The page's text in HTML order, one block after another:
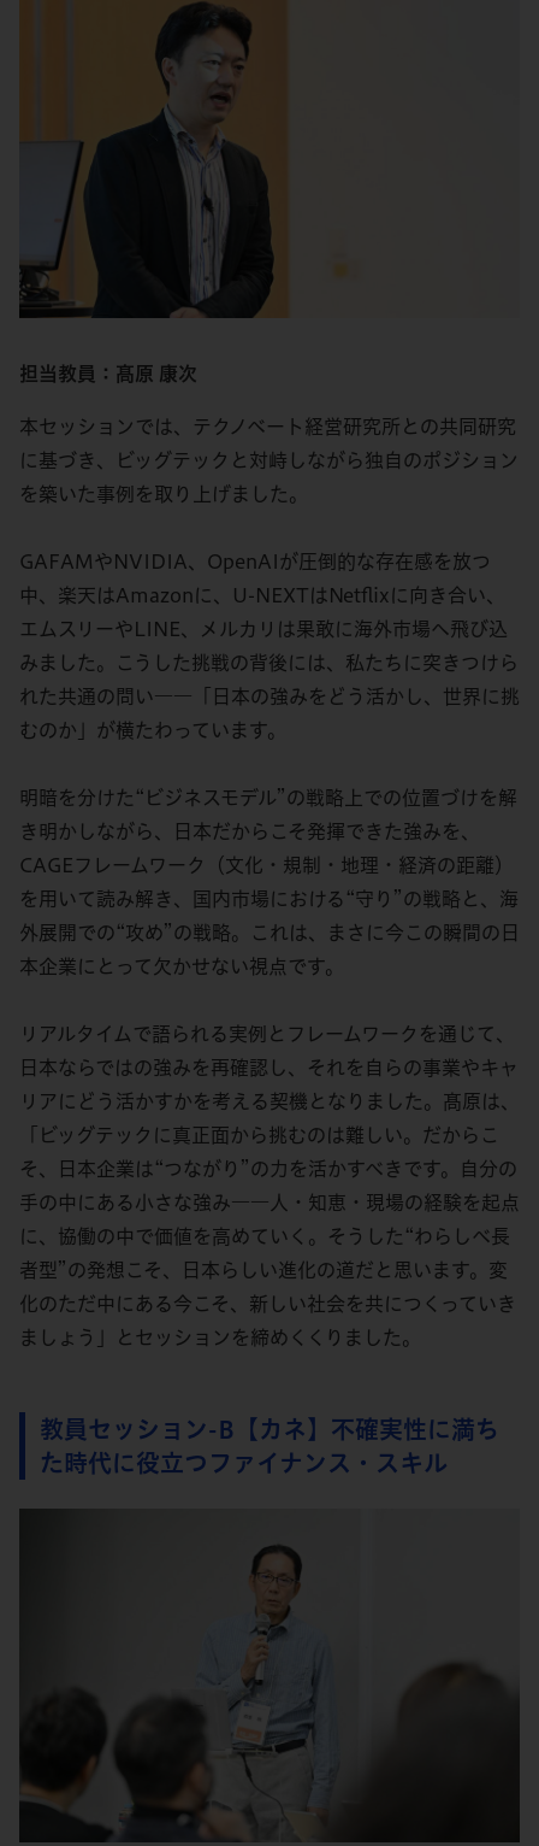
担当教員：髙原 康次
本セッションでは、テクノベート経営研究所との共同研究
に基づき、ビッグテックと対峙しながら独自のポジション
を築いた事例を取り上げました。
GAFAMやNVIDIA、OpenAIが圧倒的な存在感を放つ
中、楽天はAmazonに、U-NEXTはNetflixに向き合い、
エムスリーやLINE、メルカリは果敢に海外市場へ飛び込
みました。こうした挑戦の背後には、私たちに突きつけら
れた共通の問い――「日本の強みをどう活かし、世界に挑
むのか」が横たわっています。
明暗を分けた“ビジネスモデル”の戦略上での位置づけを解
き明かしながら、日本だからこそ発揮できた強みを、
CAGEフレームワーク（文化・規制・地理・経済の距離）
を用いて読み解き、国内市場における“守り”の戦略と、海
外展開での“攻め”の戦略。これは、まさに今この瞬間の日
本企業にとって欠かせない視点です。
リアルタイムで語られる実例とフレームワークを通じて、
日本ならではの強みを再確認し、それを自らの事業やキャ
リアにどう活かすかを考える契機となりました。髙原は、
「ビッグテックに真正面から挑むのは難しい。だからこ
そ、日本企業は“つながり”の力を活かすべきです。自分の
手の中にある小さな強み――人・知恵・現場の経験を起点
に、協働の中で価値を高めていく。そうした“わらしべ長
者型”の発想こそ、日本らしい進化の道だと思います。変
化のただ中にある今こそ、新しい社会を共につくっていき
ましょう」とセッションを締めくくりました。
教員セッション-B【カネ】不確実性に満ち
た時代に役立つファイナンス・スキル